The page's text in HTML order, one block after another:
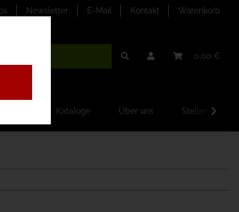
Newsletter E-Mail Kontakt Warenkorb
0,00 €
Kataloge Über uns